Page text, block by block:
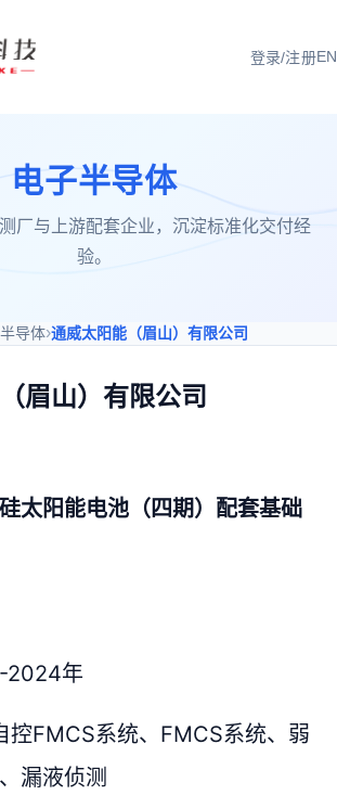
登录/注册EN
电子半导体
厂与上游配套企业，沉淀标准化交付经
验。
导体›通威太阳能（眉山）有限公司
眉山）有限公司
太阳能电池（四期）配套基础
2024年
控FMCS系统、FMCS系统、弱
漏液侦测